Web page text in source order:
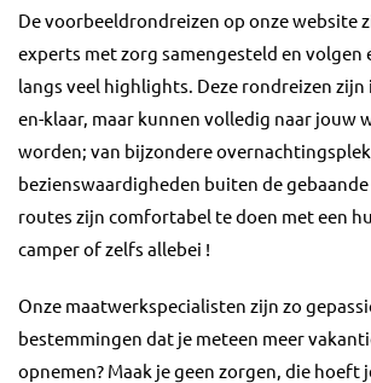
De voorbeeldrondreizen op onze website
experts met zorg samengesteld en volgen
langs veel highlights. Deze rondreizen zijn
en-klaar, maar kunnen volledig naar jouw
worden; van bijzondere
bezienswaardigheden buiten de
routes zijn comfortabel te doen met een
camper of zelfs allebei !
Onze maatwerkspecialisten zijn zo
bestemmingen dat je meteen meer
opnemen? Maak je geen zorgen, die hoeft